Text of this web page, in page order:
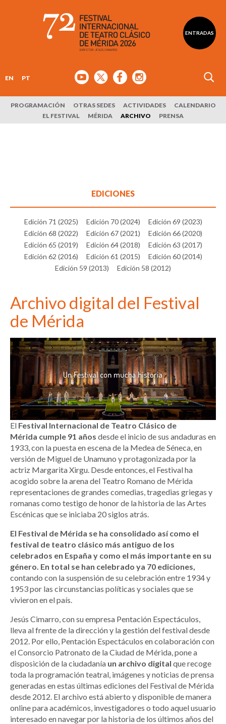
ENTRADAS
EN PT
PROGRAMACIÓN OTRAS SEDES ACTIVIDADES
CALENDARIO
EL FESTIVAL
MÉRIDA ARCHIVO PRENSA
EDICIONES
Edición 71 (2025) Edición 70 (2024)
Edición 69 (2023)
Edición 68 (2022)
Edición 67 (2021)
Edición 66 (2020)
Edición 65 (2019)
Edición 64 (2018)
Edición 63 (2017)
Edición 62 (2016)
Edición 61 (2015)
Edición 60 (2014)
Edición 59 (2013)
Edición 58 (2012)
Archivo digital del Festival
de Mérida
El Festival Internacional de Teatro Clásico de
Mérida cumple 91 años desde el inicio de sus andaduras en
1933, con la puesta en escena de la Medea de Séneca, en
versión de Miguel de Unamuno y protagonizada por la
actriz Margarita Xirgu. Desde entonces, el Festival ha
acogido sobre la arena del Teatro Romano de Mérida
representaciones de grandes comedias, tragedias griegas y
romanas como testigo de honor de la historia de las Artes
Escénicas que se iniciaba 20 siglos atrás.
El Festival de Mérida se ha consolidado así como el
festival de teatro clásico más antiguo de los
celebrados en España y como el más importante en su
género. En total se han celebrado ya 70 ediciones,
contando con la suspensión de su celebración entre 1934 y
1953 por las circunstancias políticas y sociales que se
vivieron en el país.
Jesús Cimarro, con su empresa Pentación Espectáculos,
lleva al frente de la dirección y la gestión del festival desde
2012. Por ello, Pentación Espectáculos en colaboración con
el Consorcio Patronato de la Ciudad de Mérida, pone a
disposición de la ciudadanía un archivo digital que recoge
toda la programación teatral, imágenes y noticias de prensa
generadas en estas últimas ediciones del Festival de Mérida
desde 2012. El archivo está abierto y disponible de manera
online para académicos, investigadores o todo aquel usuario
interesado en navegar por la historia de los últimos años del